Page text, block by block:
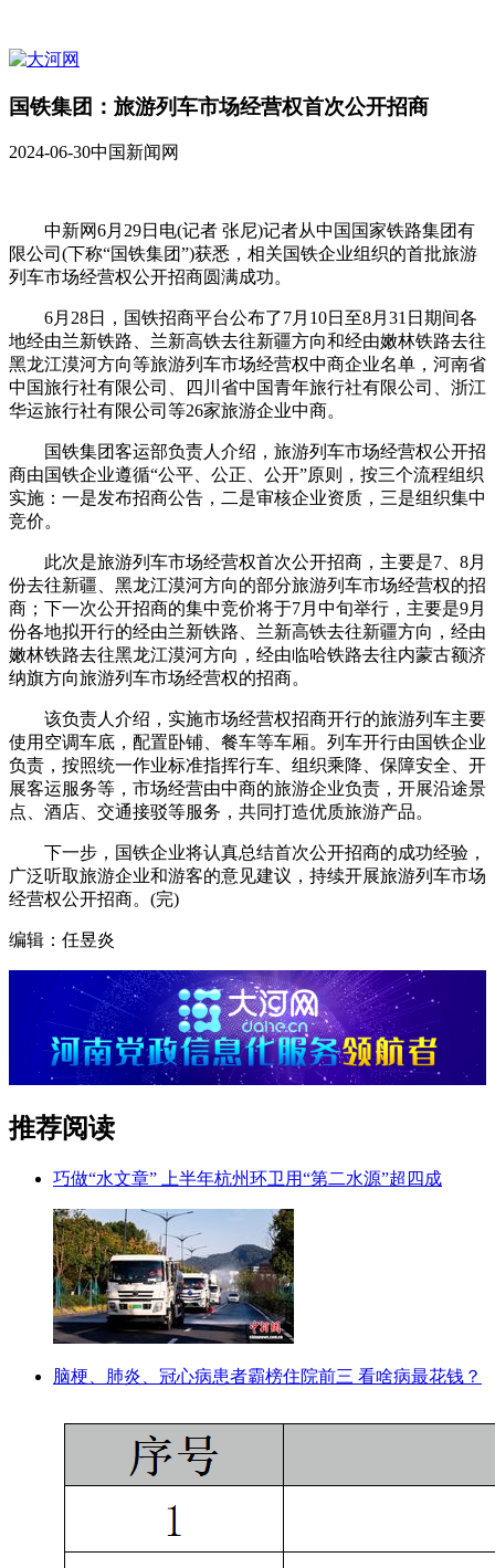
国铁集团：旅游列车市场经营权首次公开招商
2024-06-30中国新闻网
中新网6月29日电(记者 张尼)记者从中国国家铁路集团有
限公司(下称“国铁集团”)获悉，相关国铁企业组织的首批旅游
列车市场经营权公开招商圆满成功。
6月28日，国铁招商平台公布了7月10日至8月31日期间各
地经由兰新铁路、兰新高铁去往新疆方向和经由嫩林铁路去往
黑龙江漠河方向等旅游列车市场经营权中商企业名单，河南省
中国旅行社有限公司、四川省中国青年旅行社有限公司、浙江
华运旅行社有限公司等26家旅游企业中商。
国铁集团客运部负责人介绍，旅游列车市场经营权公开招
商由国铁企业遵循“公平、公正、公开”原则，按三个流程组织
实施：一是发布招商公告，二是审核企业资质，三是组织集中
竞价。
此次是旅游列车市场经营权首次公开招商，主要是7、8月
份去往新疆、黑龙江漠河方向的部分旅游列车市场经营权的招
商；下一次公开招商的集中竞价将于7月中旬举行，主要是9月
份各地拟开行的经由兰新铁路、兰新高铁去往新疆方向，经由
嫩林铁路去往黑龙江漠河方向，经由临哈铁路去往内蒙古额济
纳旗方向旅游列车市场经营权的招商。
该负责人介绍，实施市场经营权招商开行的旅游列车主要
使用空调车底，配置卧铺、餐车等车厢。列车开行由国铁企业
负责，按照统一作业标准指挥行车、组织乘降、保障安全、开
展客运服务等，市场经营由中商的旅游企业负责，开展沿途景
点、酒店、交通接驳等服务，共同打造优质旅游产品。
下一步，国铁企业将认真总结首次公开招商的成功经验，
广泛听取旅游企业和游客的意见建议，持续开展旅游列车市场
经营权公开招商。(完)
编辑：任昱炎
推荐阅读
巧做“水文章” 上半年杭州环卫用“第二水源”超四成
脑梗、肺炎、冠心病患者霸榜住院前三 看啥病最花钱？